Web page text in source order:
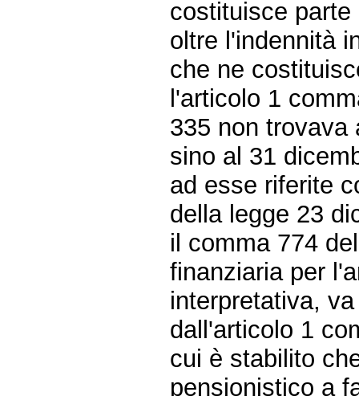
costituisce
oltre l'indennità
che ne
l'articolo 1
335 non trovava
sino al 31
ad esse riferite
della legge 23
il comma 774
finanziaria per
interpretativa,
dall'articolo 1
cui è stabilito
pensionistico a